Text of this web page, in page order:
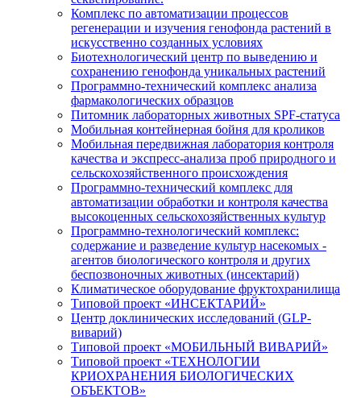
Комплекс по автоматизации процессов
регенерации и изучения генофонда растений в
искусственно созданных условиях
Биотехнологический центр по выведению и
сохранению генофонда уникальных растений
Программно-технический комплекс анализа
фармакологических образцов
Питомник лабораторных животных SPF-статуса
Мобильная контейнерная бойня для кроликов
Мобильная передвижная лаборатория контроля
качества и экспресс-анализа проб природного и
сельскохозяйственного происхождения
Программно-технический комплекс для
автоматизации обработки и контроля качества
высокоценных сельскохозяйственных культур
Программно-технологический комплекс:
содержание и разведение культур насекомых -
агентов биологического контроля и других
беспозвоночных животных (инсектарий)
Климатическое оборудование фруктохранилища
Типовой проект «ИНСЕКТАРИЙ»
Центр доклинических исследований (GLP-
виварий)
Типовой проект «МОБИЛЬНЫЙ ВИВАРИЙ»
Типовой проект «ТЕХНОЛОГИИ
КРИОХРАНЕНИЯ БИОЛОГИЧЕСКИХ
ОБЪЕКТОВ»